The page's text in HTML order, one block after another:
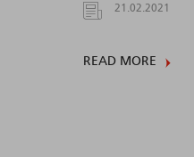
21.02.2021
READ MORE